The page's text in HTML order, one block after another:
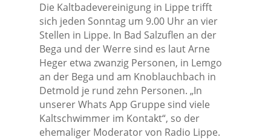
Die Kaltbadevereinigung in Lippe trifft
sich jeden Sonntag um 9.00 Uhr an vier
Stellen in Lippe. In Bad Salzuflen an der
Bega und der Werre sind es laut Arne
Heger etwa zwanzig Personen, in Lemgo
an der Bega und am Knoblauchbach in
Detmold je rund zehn Personen. „In
unserer Whats App Gruppe sind viele
Kaltschwimmer im Kontakt“, so der
ehemaliger Moderator von Radio Lippe.